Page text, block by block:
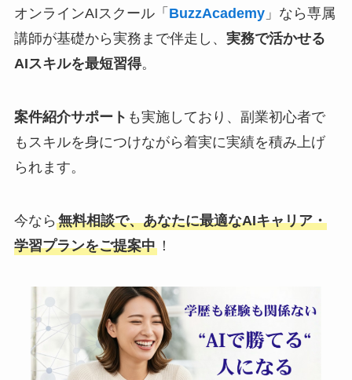
オンラインAIスクール「 BuzzAcademy」なら専属
講師が基礎から実務まで伴走し、 実務で活かせる
AIスキルを最短習得。
案件紹介サポート も実施しており、副業初心者で
もスキルを身につけながら着実に実績を積み上げ
られます。
今なら 無料相談で、あなたに最適なAIキャリア・
学習プランをご提案中！